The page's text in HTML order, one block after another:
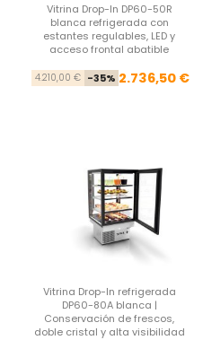
base
Vitrina Drop-In DP60-50R
blanca refrigerada con
estantes regulables, LED y
acceso frontal abatible
4.210,00 € -35% 2.736,50 €
Vitrina Drop-In refrigerada
DP60-80A blanca |
Conservación de frescos,
doble cristal y alta visibilidad